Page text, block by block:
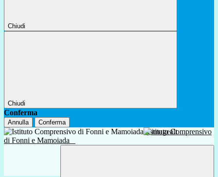
Chiudi
Chiudi
Conferma
Annulla Conferma
Istituto Comprensivo
di Fonni e Mamoiada